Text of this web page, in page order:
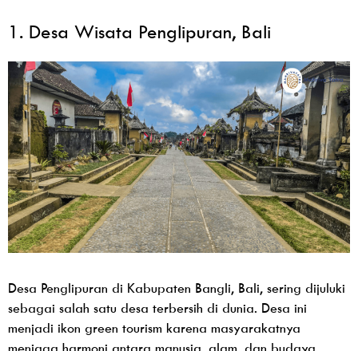
1. Desa Wisata Penglipuran, Bali
Desa Penglipuran di Kabupaten Bangli, Bali, sering dijuluki
sebagai salah satu desa terbersih di dunia. Desa ini
menjadi ikon green tourism karena masyarakatnya